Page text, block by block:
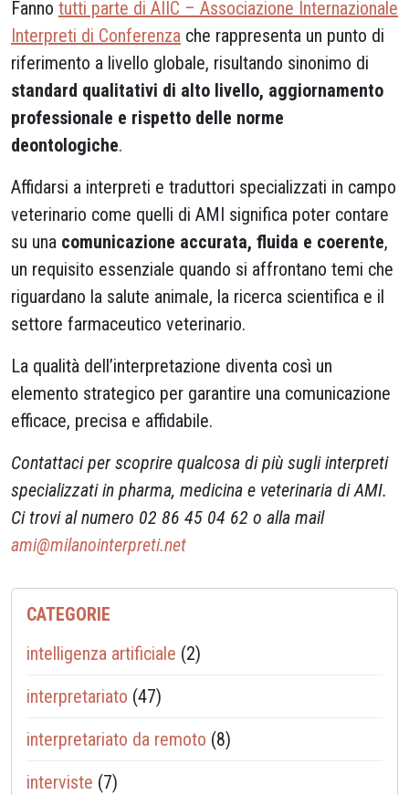
Fanno tutti parte di AIIC – Associazione Internazionale
Interpreti di Conferenza che rappresenta un punto di
riferimento a livello globale, risultando sinonimo di
standard qualitativi di alto livello, aggiornamento
professionale e rispetto delle norme
deontologiche.
Affidarsi a interpreti e traduttori specializzati in campo
veterinario come quelli di AMI significa poter contare
su una comunicazione accurata, fluida e coerente,
un requisito essenziale quando si affrontano temi che
riguardano la salute animale, la ricerca scientifica e il
settore farmaceutico veterinario.
La qualità dell’interpretazione diventa così un
elemento strategico per garantire una comunicazione
efficace, precisa e affidabile.
Contattaci per scoprire qualcosa di più sugli interpreti
specializzati in pharma, medicina e veterinaria di AMI.
Ci trovi al numero 02 86 45 04 62 o alla mail
ami@milanointerpreti.net
CATEGORIE
intelligenza artificiale (2)
interpretariato (47)
interpretariato da remoto (8)
interviste (7)